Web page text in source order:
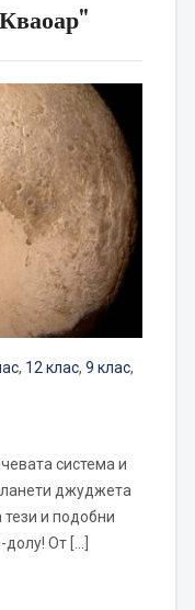
, 12 клас, 9 клас,
система и
джуджета
тези и подобни
От […]